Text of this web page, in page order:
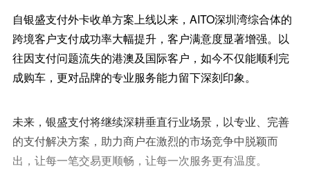
自银盛支付外卡收单方案上线以来，AITO深圳湾综合体的
跨境客户支付成功率大幅提升，客户满意度显著增强。以
往因支付问题流失的港澳及国际客户，如今不仅能顺利完
成购车，更对品牌的专业服务能力留下深刻印象。
未来，银盛支付将继续深耕垂直行业场景，以专业、完善
的支付解决方案，助力商户在激烈的市场竞争中脱颖而
出，让每一笔交易更顺畅，让每一次服务更有温度。